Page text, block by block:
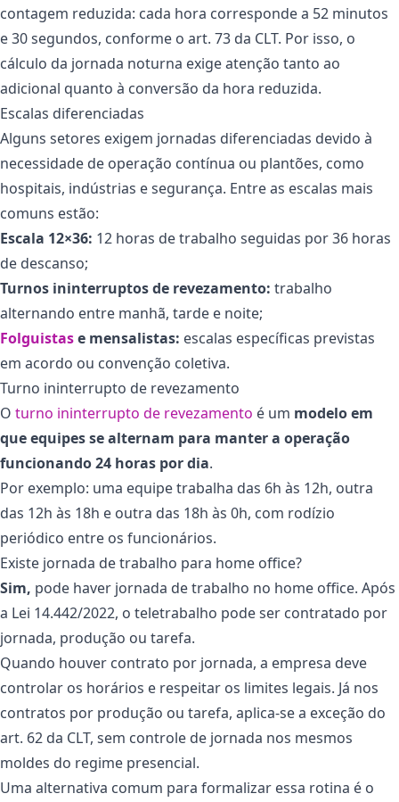
contagem reduzida: cada hora corresponde a 52 minutos
e 30 segundos, conforme o art. 73 da CLT. Por isso, o
cálculo da jornada noturna exige atenção tanto ao
adicional quanto à conversão da hora reduzida.
Escalas diferenciadas
Alguns setores exigem jornadas diferenciadas devido à
necessidade de operação contínua ou plantões, como
hospitais, indústrias e segurança. Entre as escalas mais
comuns estão:
Escala 12×36: 12 horas de trabalho seguidas por 36 horas
de descanso;
Turnos ininterruptos de revezamento: trabalho
alternando entre manhã, tarde e noite;
Folguistase mensalistas: escalas específicas previstas
em acordo ou convenção coletiva.
Turno ininterrupto de revezamento
O turno ininterrupto de revezamento é um modelo em
que equipes se alternam para manter a operação
funcionando 24 horas por dia.
Por exemplo: uma equipe trabalha das 6h às 12h, outra
das 12h às 18h e outra das 18h às 0h, com rodízio
periódico entre os funcionários.
Existe jornada de trabalho para home office?
Sim, pode haver jornada de trabalho no home office. Após
a Lei 14.442/2022, o teletrabalho pode ser contratado por
jornada, produção ou tarefa.
Quando houver contrato por jornada, a empresa deve
controlar os horários e respeitar os limites legais. Já nos
contratos por produção ou tarefa, aplica-se a exceção do
art. 62 da CLT, sem controle de jornada nos mesmos
moldes do regime presencial.
Uma alternativa comum para formalizar essa rotina é o